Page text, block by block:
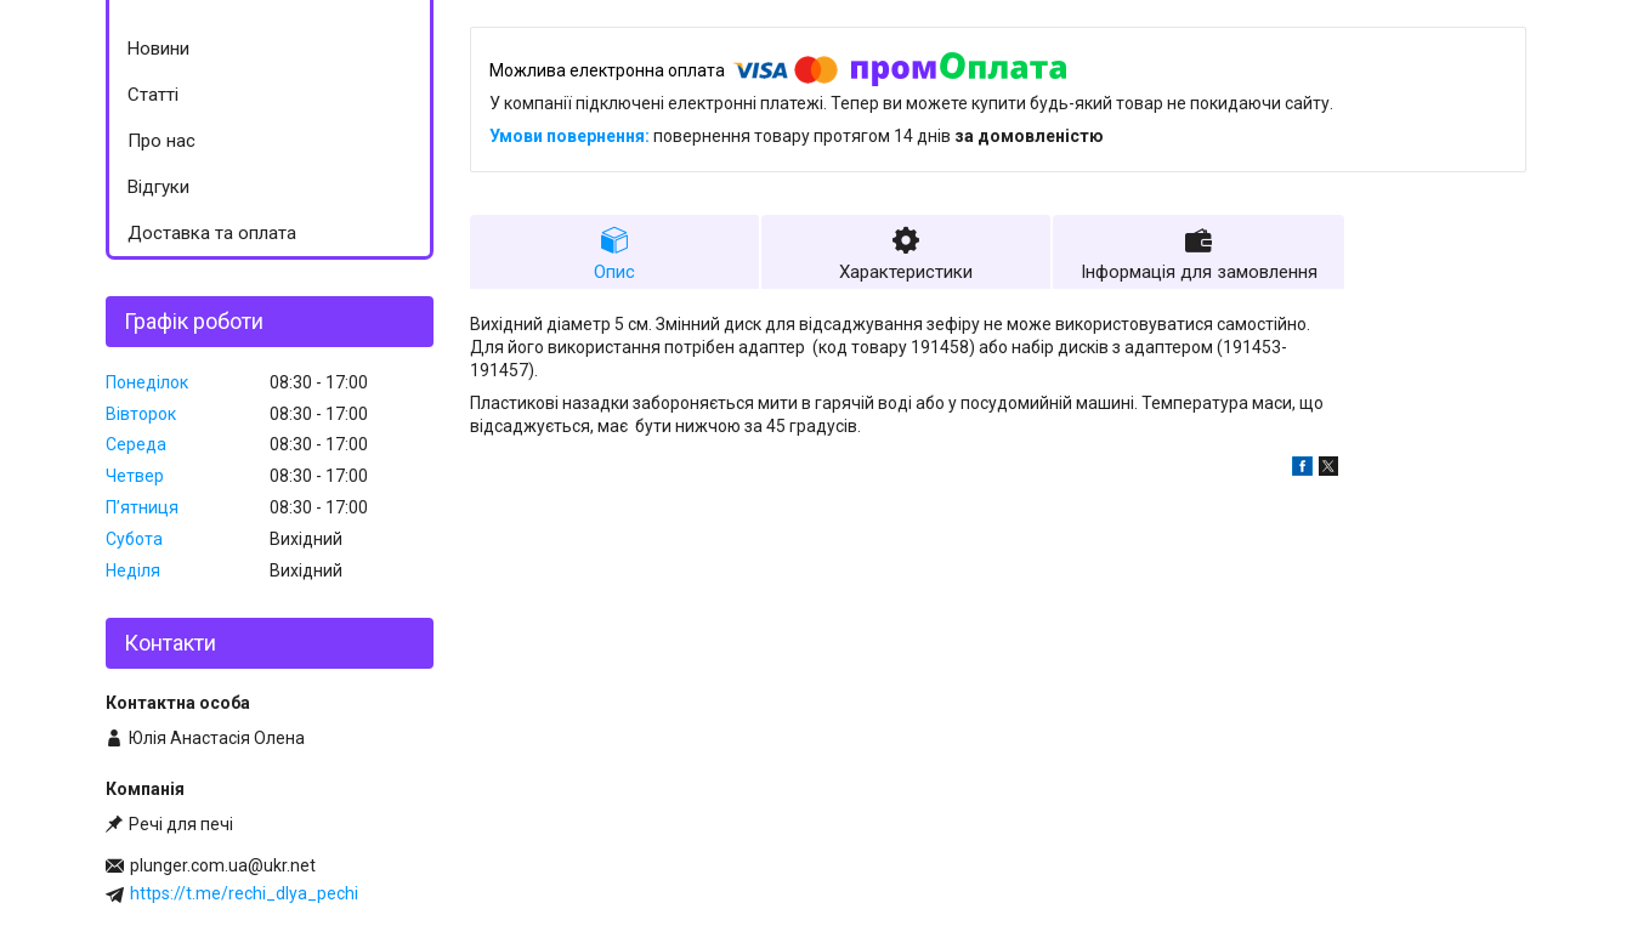
У компанії підключені електронні платежі. Тепер ви можете купити будь-який товар не покидаючи сайту.
повернення товару протягом 14 днів за домовленістю
Опис Характеристики Інформація для замовлення
Вихідний діаметр 5 см. Змінний диск для відсаджування зефіру не може використовуватися самостійно.
Для його використання потрібен адаптер (код товару 191458) або набір дисків з адаптером (191453-
191457).
Пластикові назадки забороняється мити в гарячій воді або у посудомийній машині. Температура маси, що
відсаджується, має бути нижчою за 45 градусів.
Новини
Статті
Про нас
Відгуки
Доставка та оплата
Графік роботи
Понеділок 08:30
17:00
Вівторок
08:30
17:00
Середа
08:30
17:00
Четвер
08:30
17:00
Пʼятниця
08:30
17:00
Субота
Вихідний
Неділя
Вихідний
Контакти
Юлія Анастасія Олена
Речі для печі
plunger.com.ua@ukr.net
https://t.me/rechi_dlya_pechi